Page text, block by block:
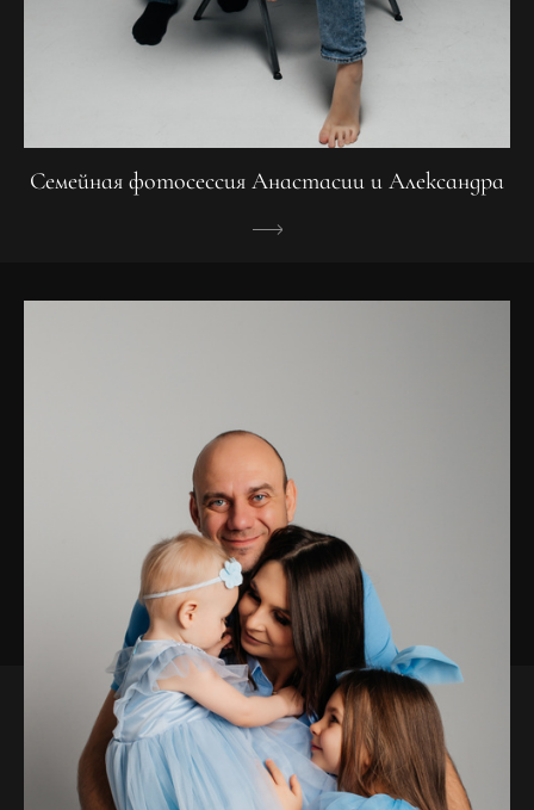
Семейная фотосессия Анастасии и Александра